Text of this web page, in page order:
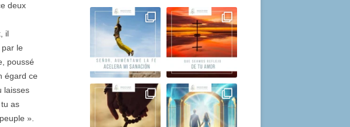
deux
il
le
poussé
égard ce
laisses
as
».